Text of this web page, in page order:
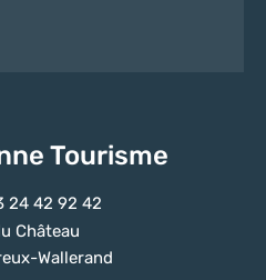
Tourisme
24 42 92 42
Château
Wallerand